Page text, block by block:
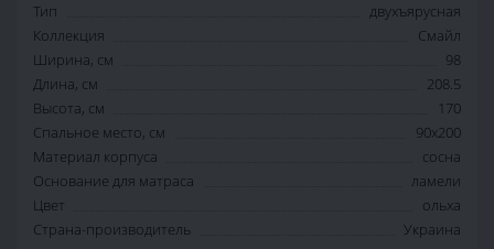
Тип
двухъярусная
Коллекция
Смайл
Ширина, см
98
Длина, см
208.5
Высота, см
170
Спальное место, см
90x200
Материал корпуса
сосна
Основание для матраса
ламели
Цвет
ольха
Страна-производитель
Украина